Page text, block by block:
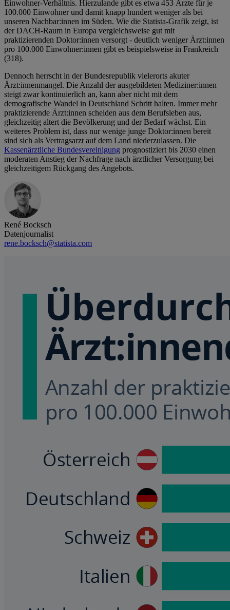
Einwohner-Verhältnis. Hierzulande gibt es etwa 453 Ärzte für je
100.000 Einwohner und damit knapp hundert weniger als bei
unseren Nachbar:innen im Süden. Wie die Statista-Grafik zeigt, ist
der DACH-Raum in Europa vergleichsweise gut mit
praktizierenden Doktor:innen versorgt - deutlich weniger Ärzt:innen
pro 100.000 Einwohner:innen gibt es beispielsweise in Frankreich
(318).
Dennoch herrscht in der Bundesrepublik vielerorts akuter
Ärzt:innenmangel. Die Anzahl der ausgebildeten Mediziner:innen
steigt zwar kontinuierlich an, kann aber nicht mit dem
demografische Wandel in Deutschland Schritt halten. Immer mehr
praktizierende Ärzt:innen scheiden aus dem Berufsleben aus,
gleichzeitig altert die Bevölkerung und der Bedarf wächst. Ein
weiteres Problem ist, dass nur wenige junge Doktor:innen bereit
sind sich als Vertragsarzt auf dem Land niederzulassen. Die
Kassenärztliche Bundesvereinigung prognostiziert bis 2030 einen
moderaten Anstieg der Nachfrage nach ärztlicher Versorgung bei
gleichzeitigem Rückgang des Angebots.
René Bocksch
Datenjournalist
rene.bocksch@statista.com